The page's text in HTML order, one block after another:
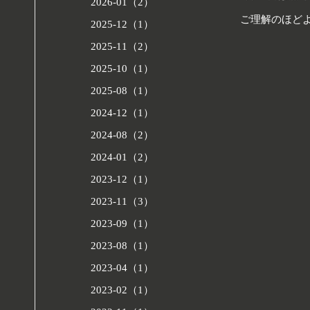
ご理解のほど
2025-12（1）
2025-11（2）
2025-10（1）
2025-08（1）
2024-12（1）
2024-08（2）
2024-01（2）
2023-12（1）
2023-11（3）
2023-09（1）
2023-08（1）
2023-04（1）
2023-02（1）